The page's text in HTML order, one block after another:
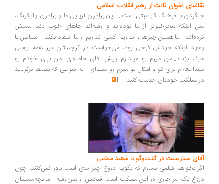
اخوان ثالث از رهبر انقلاب اسلامی
با فرهنگ کار عبثی است... این برادران آریایی ما و برادران وایکینگ،
اینکه سحرخیزتر از ما بوده‌اند و رفته‌اند جاهای خوب دنیا مسکن
ما همین چیزها را نداریم. کسی نداریم از ما انتقاد بکند... استالین با
اینکه خودش گرجی بود، می‌خواست در گرجستان نیز همه روسی
بزنند...من میرم رو میندازم پیش آقای خامنه‌ای، من برای خودم رو
برای تو و امثال تو میرم رو میندازم... به شرطی که شماها برگردید
مملکت خودتان خدمت کنید...
سناریست در گفت‌وگو با سعید مطلبی
بخواهم فیلمی بسازم که بگویم دروغ چیز بدی است باور نمی‌کنند، چون
یک امر جاری در این مملکت است. قبحش از بین رفته... ما بچه‌مسلمان